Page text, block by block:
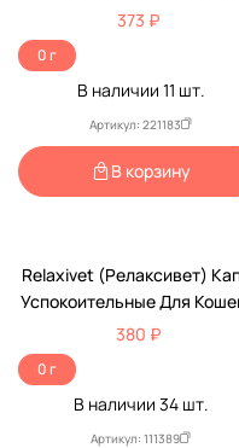
Нейрогенной Боли Для
И Собак 80мг, 10-Таблеток
373 ₽
0 г
В наличии 11 шт.
Артикул: 221183
В корзину
Relaxivet (Релаксивет)
Успокоительные Для
Собак 10мл Х103
380 ₽
0 г
В наличии 34шт.
Артикул: 111389